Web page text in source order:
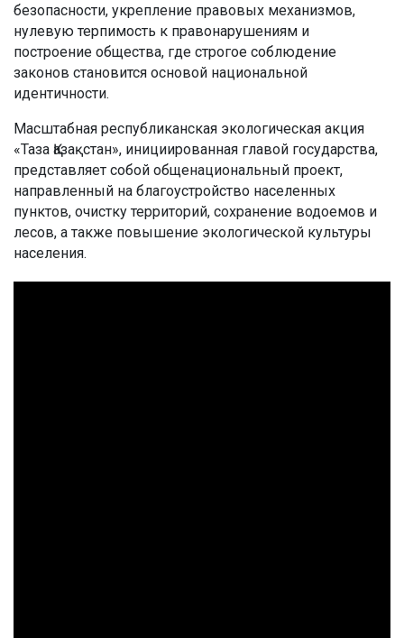
безопасности, укрепление правовых механизмов,
нулевую терпимость к правонарушениям и
построение общества, где строгое соблюдение
законов становится основой национальной
идентичности.
Масштабная республиканская экологическая акция
«Таза Қазақстан», инициированная главой государства,
представляет собой общенациональный проект,
направленный на благоустройство населенных
пунктов, очистку территорий, сохранение водоемов и
лесов, а также повышение экологической культуры
населения.